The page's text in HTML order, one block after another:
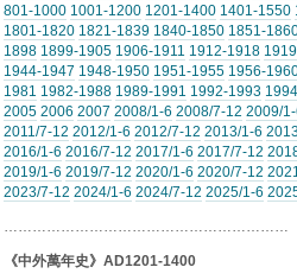
801-1000 1001-1200 1201-1400 1401-1550
1801-1820 1821-1839 1840-1850 1851-
1898 1899-1905 1906-1911 1912-1918
1944-1947 1948-1950 1951-1955 1956-
1981 1982-1988 1989-1991 1992-1993
2005 2006 2007 2008/1-6 2008/7-12 2009/
2011/7-12 2012/1-6 2012/7-12 2013/1-6
2016/1-6 2016/7-12 2017/1-6 2017/7-12
2019/1-6 2019/7-12 2020/1-6 2020/7-12
2023/7-12 2024/1-6 2024/7-12 2025/1-6
《中外萬年史》AD1201-1400